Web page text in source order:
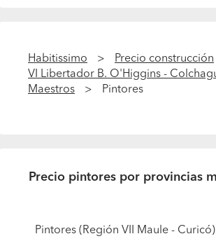
Habitissimo Precio construcción
VI Libertador B. O'Higgins -
Maestros
Pintores
Precio pintores por provincias
Pintores (Región VII Maule - Curicó)